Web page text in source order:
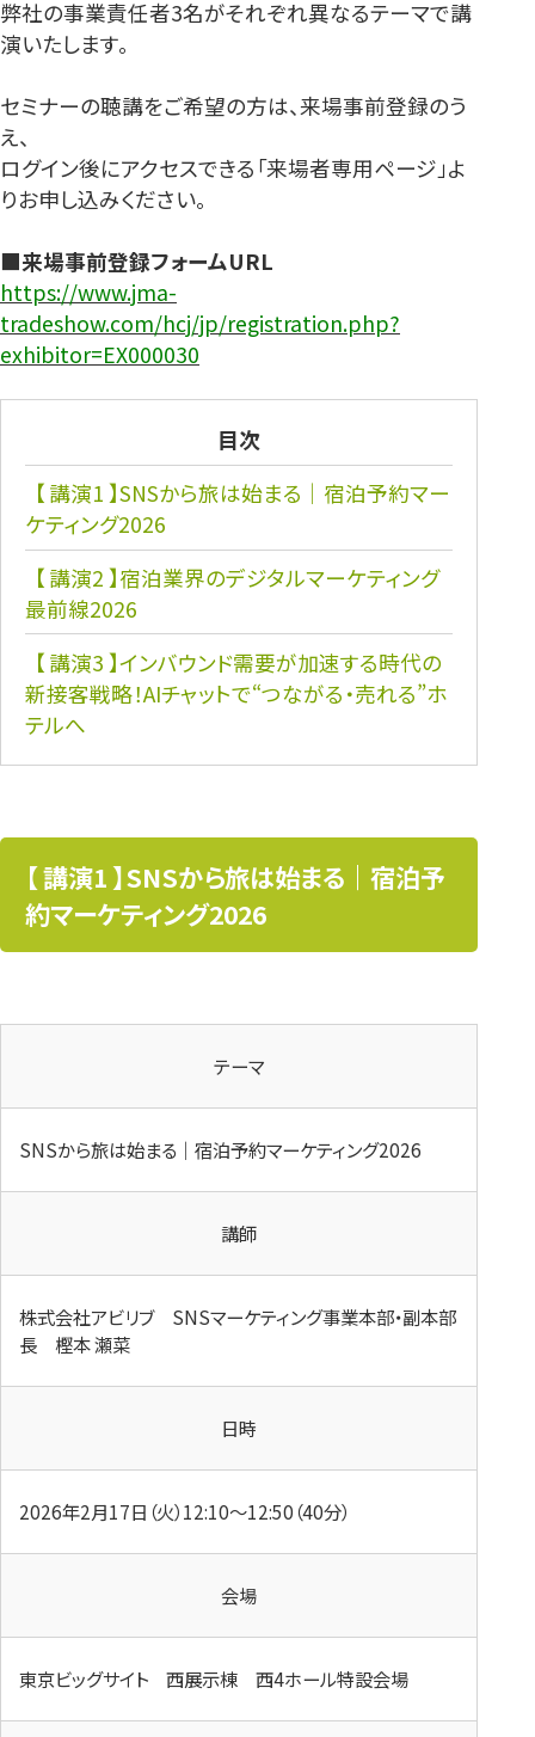
弊社の事業責任者3名がそれぞれ異なるテーマで講
演いたします。
セミナーの聴講をご希望の方は、来場事前登録のう
え、
ログイン後にアクセスできる「来場者専用ページ」よ
りお申し込みください。
■来場事前登録フォームURL
https://www.jma-
tradeshow.com/hcj/jp/registration.php?
exhibitor=EX000030
目次
【 講演1 】SNSから旅は始まる｜宿泊予約マー
ケティング2026
【 講演2 】宿泊業界のデジタルマーケティング
最前線2026
【 講演3 】インバウンド需要が加速する時代の
新接客戦略！AIチャットで“つながる・売れる”ホ
テルへ
【 講演1 】SNSから旅は始まる｜宿泊予
約マーケティング2026
テーマ
SNSから旅は始まる｜宿泊予約マーケティング2026
講師
株式会社アビリブ SNSマーケティング事業本部・副本部
長 樫本 瀬菜
日時
2026年2月17日（火）12:10～12:50（40分）
会場
東京ビッグサイト 西展示棟 西4ホール特設会場